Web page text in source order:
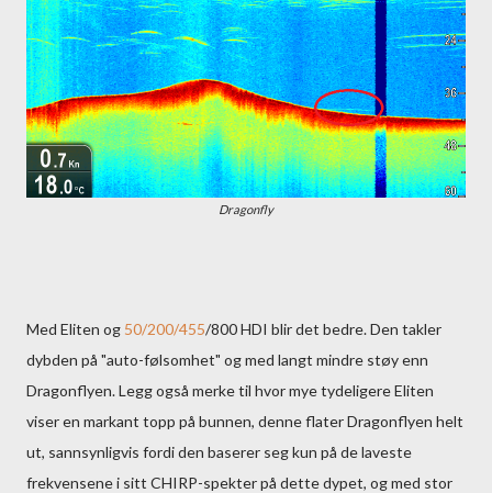
Dragonfly
Med Eliten og 50/200/455/800 HDI blir det bedre. Den takler
dybden på "auto-følsomhet" og med langt mindre støy enn
Dragonflyen. Legg også merke til hvor mye tydeligere Eliten
viser en markant topp på bunnen, denne flater Dragonflyen helt
ut, sannsynligvis fordi den baserer seg kun på de laveste
frekvensene i sitt CHIRP-spekter på dette dypet, og med stor